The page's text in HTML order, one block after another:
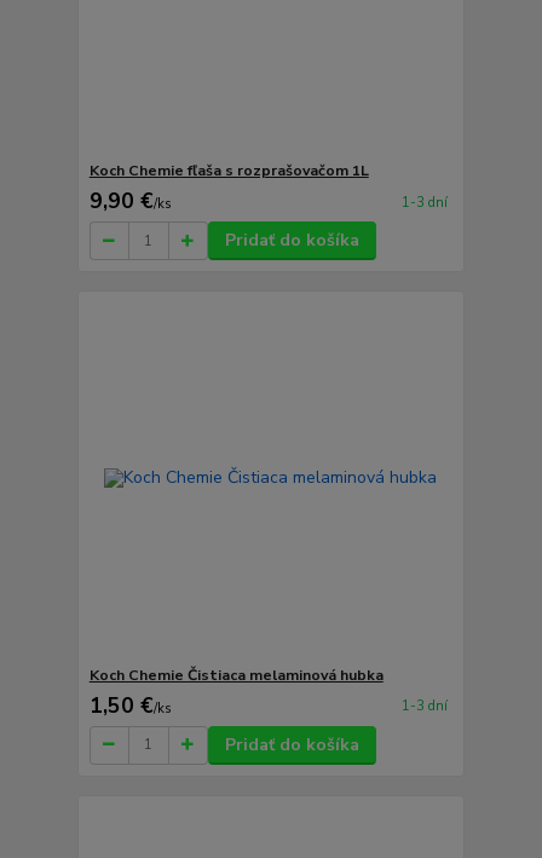
Koch Chemie fľaša s rozprašovačom 1L
9,90 €/ks 1-3 dní
Pridať do košíka
Koch Chemie Čistiaca melaminová hubka
1,50 €/ks 1-3 dní
Pridať do košíka